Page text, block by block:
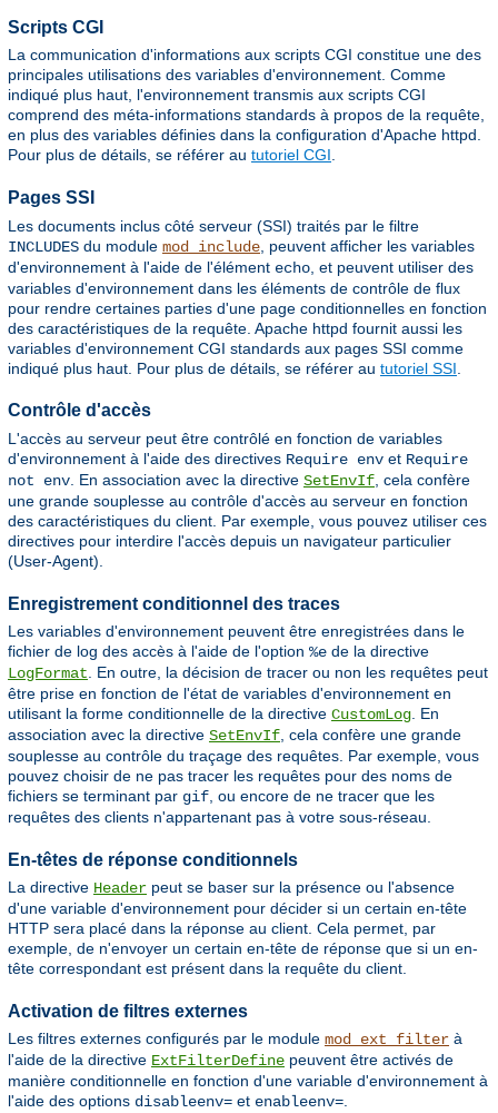
Scripts CGI
La communication d'informations aux scripts CGI constitue une des
principales utilisations des variables d'environnement. Comme
indiqué plus haut, l'environnement transmis aux scripts CGI
comprend des méta-informations standards à propos de la requête,
en plus des variables définies dans la configuration d'Apache httpd.
Pour plus de détails, se référer au tutoriel CGI.
Pages SSI
Les documents inclus côté serveur (SSI) traités par le filtre
INCLUDES du module mod_include , peuvent afficher les variables
d'environnement à l'aide de l'élément echo , et peuvent utiliser des
variables d'environnement dans les éléments de contrôle de flux
pour rendre certaines parties d'une page conditionnelles en fonction
des caractéristiques de la requête. Apache httpd fournit aussi les
variables d'environnement CGI standards aux pages SSI comme
indiqué plus haut. Pour plus de détails, se référer au tutoriel SSI
Contrôle d'accès
L'accès au serveur peut être contrôlé en fonction de variables
d'environnement à l'aide des directives Require env et Require
not env . En association avec la directive SetEnvIf , cela confère
une grande souplesse au contrôle d'accès au serveur en fonction
des caractéristiques du client. Par exemple, vous pouvez utiliser ces
directives pour interdire l'accès depuis un navigateur particulier
(User-Agent).
Enregistrement conditionnel des traces
Les variables d'environnement peuvent être enregistrées dans le
fichier de log des accès à l'aide de l'option %e de la directive
LogFormat . En outre, la décision de tracer ou non les requêtes peut
être prise en fonction de l'état de variables d'environnement en
utilisant la forme conditionnelle de la directive CustomLog . En
association avec la directive SetEnvIf , cela confère une grande
souplesse au contrôle du traçage des requêtes. Par exemple, vous
pouvez choisir de ne pas tracer les requêtes pour des noms de
fichiers se terminant par gif , ou encore de ne tracer que les
requêtes des clients n'appartenant pas à votre sous-réseau.
En-têtes de réponse conditionnels
La directive Header peut se baser sur la présence ou l'absence
d'une variable d'environnement pour décider si un certain en-tête
HTTP sera placé dans la réponse au client. Cela permet, par
exemple, de n'envoyer un certain en-tête de réponse que si un en-
tête correspondant est présent dans la requête du client.
Activation de filtres externes
Les filtres externes configurés par le module mod_ext_filter à
l'aide de la directive ExtFilterDefine peuvent être activés de
manière conditionnelle en fonction d'une variable d'environnement à
l'aide des options disableenv= et enableenv=.